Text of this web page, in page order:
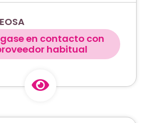
en contacto con
habitual